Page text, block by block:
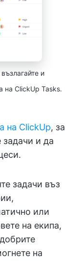
и
на ClickUp Tasks.
на ClickUp, за
задачи и да
задачи въз
или
на екипа,
на